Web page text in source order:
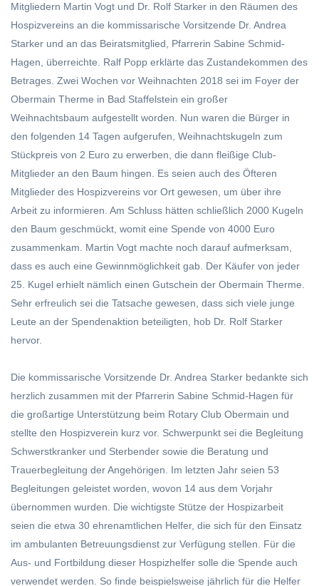
Mitgliedern Martin Vogt und Dr. Rolf Starker in den Räumen des
Hospizvereins an die kommissarische Vorsitzende Dr. Andrea
Starker und an das Beiratsmitglied, Pfarrerin Sabine Schmid-
Hagen, überreichte. Ralf Popp erklärte das Zustandekommen des
Betrages. Zwei Wochen vor Weihnachten 2018 sei im Foyer der
Obermain Therme in Bad Staffelstein ein großer
Weihnachtsbaum aufgestellt worden. Nun waren die Bürger in
den folgenden 14 Tagen aufgerufen, Weihnachtskugeln zum
Stückpreis von 2 Euro zu erwerben, die dann fleißige Club-
Mitglieder an den Baum hingen. Es seien auch des Öfteren
Mitglieder des Hospizvereins vor Ort gewesen, um über ihre
Arbeit zu informieren. Am Schluss hätten schließlich 2000 Kugeln
den Baum geschmückt, womit eine Spende von 4000 Euro
zusammenkam. Martin Vogt machte noch darauf aufmerksam,
dass es auch eine Gewinnmöglichkeit gab. Der Käufer von jeder
25. Kugel erhielt nämlich einen Gutschein der Obermain Therme.
Sehr erfreulich sei die Tatsache gewesen, dass sich viele junge
Leute an der Spendenaktion beteiligten, hob Dr. Rolf Starker
hervor.
Die kommissarische Vorsitzende Dr. Andrea Starker bedankte sich
herzlich zusammen mit der Pfarrerin Sabine Schmid-Hagen für
die großartige Unterstützung beim Rotary Club Obermain und
stellte den Hospizverein kurz vor. Schwerpunkt sei die Begleitung
Schwerstkranker und Sterbender sowie die Beratung und
Trauerbegleitung der Angehörigen. Im letzten Jahr seien 53
Begleitungen geleistet worden, wovon 14 aus dem Vorjahr
übernommen wurden. Die wichtigste Stütze der Hospizarbeit
seien die etwa 30 ehrenamtlichen Helfer, die sich für den Einsatz
im ambulanten Betreuungsdienst zur Verfügung stellen. Für die
Aus- und Fortbildung dieser Hospizhelfer solle die Spende auch
verwendet werden. So finde beispielsweise jährlich für die Helfer